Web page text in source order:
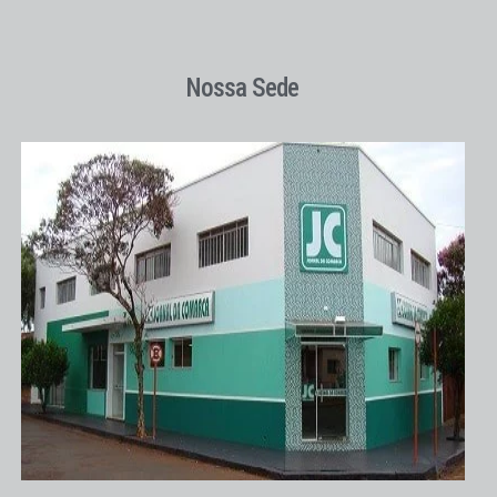
Nossa Sede